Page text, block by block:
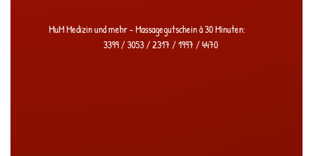
MuM Medizin und mehr – Massagegutschein à 30 Minuten:
3399 / 3053 / 2317 / 1997 / 4470